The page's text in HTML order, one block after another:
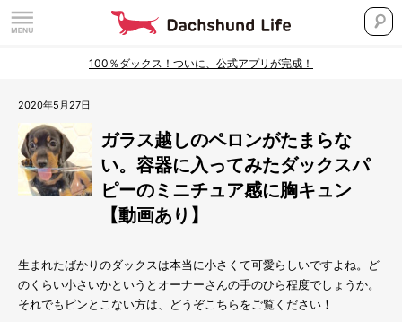
100％ダックス！ついに、公式アプリが完成！
2020年5月27日
ガラス越しのペロンがたまらな
い。容器に入ってみたダックスパ
ピーのミニチュア感に胸キュン
【動画あり】
生まれたばかりのダックスは本当に小さくて可愛らしいですよね。ど
のくらい小さいかというとオーナーさんの手のひら程度でしょうか。
それでもピンとこない方は、どうぞこちらをご覧ください！